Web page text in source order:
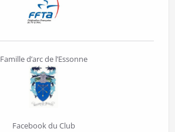
Famille d’arc de l’Essonne
Facebook du Club